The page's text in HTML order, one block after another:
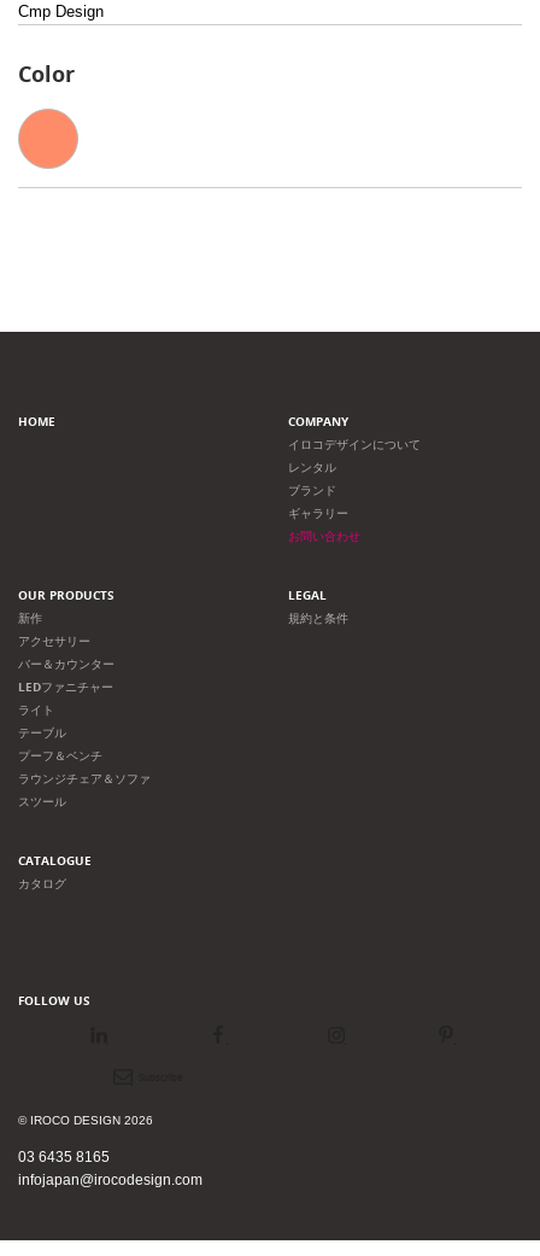
Cmp Design
Color
HOME
COMPANY
イロコデザインについて
レンタル
ブランド
ギャラリー
お問い合わせ
OUR PRODUCTS
新作
アクセサリー
バー＆カウンター
LEDファニチャー
ライト
テーブル
プーフ＆ベンチ
ラウンジチェア＆ソファ
スツール
LEGAL
規約と条件
CATALOGUE
カタログ
FOLLOW US
© IROCO DESIGN 2026
03 6435 8165
infojapan@irocodesign.com